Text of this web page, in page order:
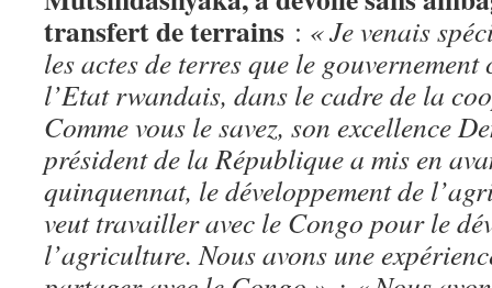
transfert de terrains : « Je venais
les actes de terres que le
l’Etat rwandais, dans le cadre de la
Comme vous le savez, son excellence
président de la République a mis en
quinquennat, le développement de
veut travailler avec le Congo pour le
l’agriculture. Nous avons une